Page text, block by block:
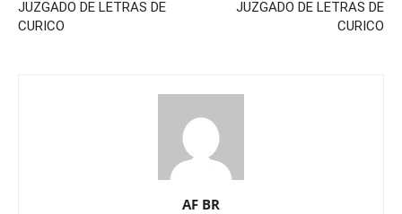
JUZGADO DE LETRAS DE
CURICO
JUZGADO DE LETRAS DE
CURICO
AF BR